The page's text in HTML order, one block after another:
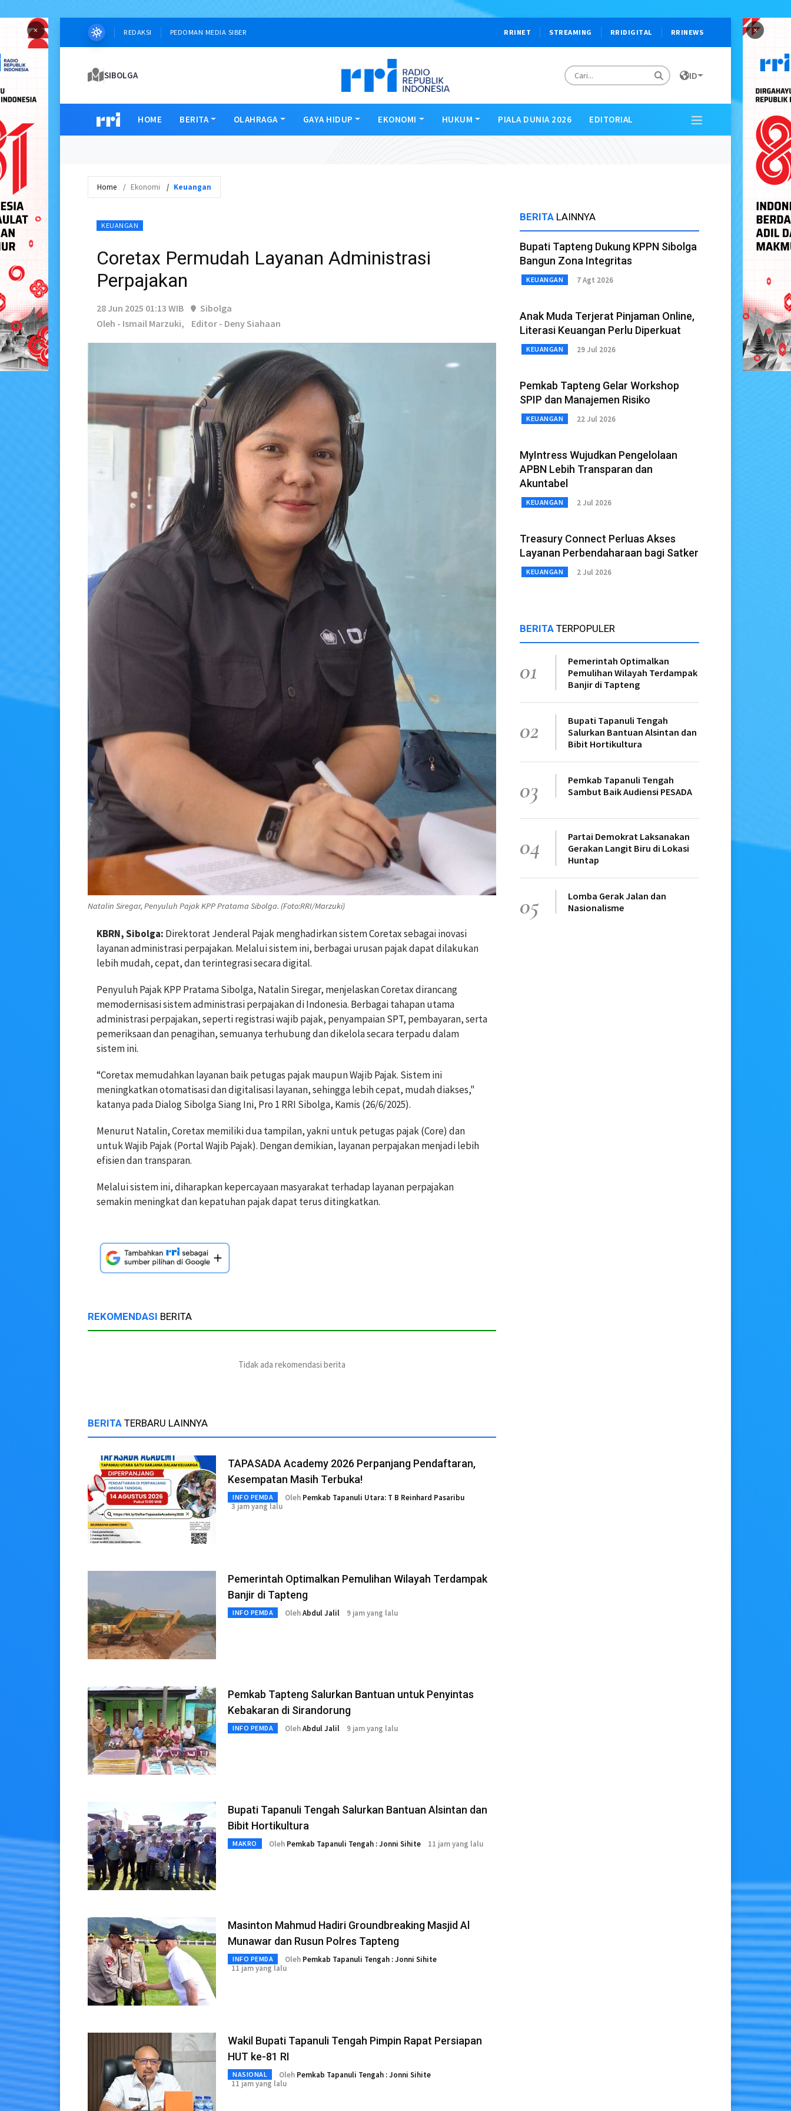
× ×
REDAKSI PEDOMAN MEDIA SIBER RRINET STREAMING RRIDIGITAL RRINEWS
SIBOLGA ID
HOME BERITA OLAHRAGA GAYA HIDUP EKONOMI HUKUM PIALA DUNIA 2026 EDITORIAL
Home Ekonomi Keuangan
KEUANGAN
Coretax Permudah Layanan Administrasi
Perpajakan
28 Jun 2025 01:13 WIB
Sibolga
Oleh - Ismail Marzuki,
Editor - Deny Siahaan
Natalin Siregar, Penyuluh Pajak KPP Pratama Sibolga. (Foto:RRI/Marzuki)
KBRN, Sibolga: Direktorat Jenderal Pajak menghadirkan sistem Coretax sebagai inovasi
layanan administrasi perpajakan. Melalui sistem ini, berbagai urusan pajak dapat dilakukan
lebih mudah, cepat, dan terintegrasi secara digital.
Penyuluh Pajak KPP Pratama Sibolga, Natalin Siregar, menjelaskan Coretax dirancang
memodernisasi sistem administrasi perpajakan di Indonesia. Berbagai tahapan utama
administrasi perpajakan, seperti registrasi wajib pajak, penyampaian SPT, pembayaran, serta
pemeriksaan dan penagihan, semuanya terhubung dan dikelola secara terpadu dalam
sistem ini.
“Coretax memudahkan layanan baik petugas pajak maupun Wajib Pajak. Sistem ini
meningkatkan otomatisasi dan digitalisasi layanan, sehingga lebih cepat, mudah diakses,"
katanya pada Dialog Sibolga Siang Ini, Pro 1 RRI Sibolga, Kamis (26/6/2025).
Menurut Natalin, Coretax memiliki dua tampilan, yakni untuk petugas pajak (Core) dan
untuk Wajib Pajak (Portal Wajib Pajak). Dengan demikian, layanan perpajakan menjadi lebih
efisien dan transparan.
Melalui sistem ini, diharapkan kepercayaan masyarakat terhadap layanan perpajakan
semakin meningkat dan kepatuhan pajak dapat terus ditingkatkan.
REKOMENDASI BERITA
Tidak ada rekomendasi berita
BERITA TERBARU LAINNYA
TAPASADA Academy 2026 Perpanjang Pendaftaran,
Kesempatan Masih Terbuka!
INFO PEMDA Oleh Pemkab Tapanuli Utara: T B Reinhard Pasaribu
3 jam yang lalu
Pemerintah Optimalkan Pemulihan Wilayah Terdampak
Banjir di Tapteng
INFO PEMDA OlehAbdul Jalil 9 jam yang lalu
Pemkab Tapteng Salurkan Bantuan untuk Penyintas
Kebakaran di Sirandorung
INFO PEMDA OlehAbdul Jalil 9 jam yang lalu
Bupati Tapanuli Tengah Salurkan Bantuan Alsintan dan
Bibit Hortikultura
MAKRO Oleh Pemkab Tapanuli Tengah : Jonni Sihite 11 jam yang lalu
Masinton Mahmud Hadiri Groundbreaking Masjid Al
Munawar dan Rusun Polres Tapteng
INFO PEMDA Oleh Pemkab Tapanuli Tengah : Jonni Sihite
11 jam yang lalu
Wakil Bupati Tapanuli Tengah Pimpin Rapat Persiapan
HUT ke-81 RI
NASIONAL Oleh Pemkab Tapanuli Tengah : Jonni Sihite
11 jam yang lalu
BERITA LAINNYA
Bupati Tapteng Dukung KPPN Sibolga
Bangun Zona Integritas
KEUANGAN 7 Agt 2026
Anak Muda Terjerat Pinjaman Online,
Literasi Keuangan Perlu Diperkuat
KEUANGAN 29 Jul 2026
Pemkab Tapteng Gelar Workshop
SPIP dan Manajemen Risiko
KEUANGAN 22 Jul 2026
MyIntress Wujudkan Pengelolaan
APBN Lebih Transparan dan
Akuntabel
KEUANGAN 2 Jul 2026
Treasury Connect Perluas Akses
Layanan Perbendaharaan bagi Satker
KEUANGAN 2 Jul 2026
BERITA TERPOPULER
01
Pemerintah Optimalkan
Pemulihan Wilayah Terdampak
Banjir di Tapteng
02
Bupati Tapanuli Tengah
Salurkan Bantuan Alsintan dan
Bibit Hortikultura
03
Pemkab Tapanuli Tengah
Sambut Baik Audiensi PESADA
04
Partai Demokrat Laksanakan
Gerakan Langit Biru di Lokasi
Huntap
05
Lomba Gerak Jalan dan
Nasionalisme